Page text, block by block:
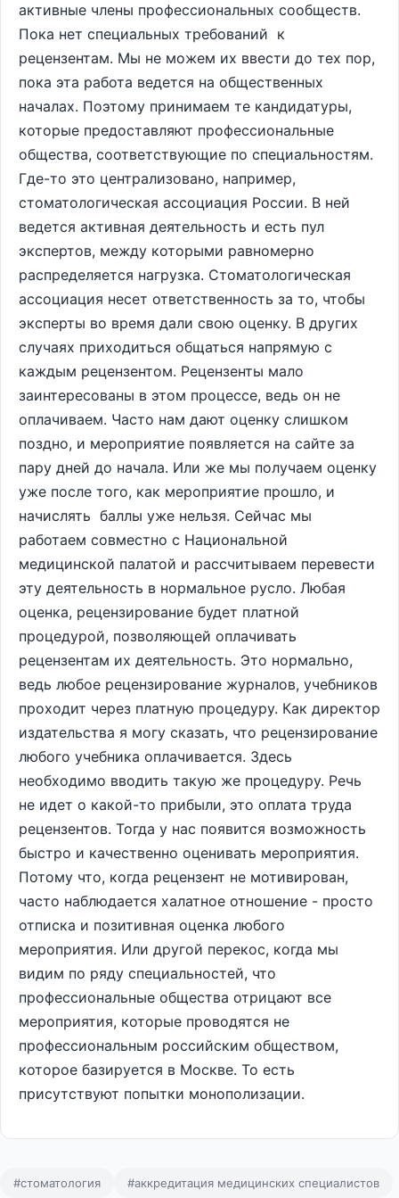
активные члены профессиональных сообществ.
Пока нет специальных требований к
рецензентам. Мы не можем их ввести до тех пор,
пока эта работа ведется на общественных
началах. Поэтому принимаем те кандидатуры,
которые предоставляют профессиональные
общества, соответствующие по специальностям.
Где-то это централизовано, например,
стоматологическая ассоциация России. В ней
ведется активная деятельность и есть пул
экспертов, между которыми равномерно
распределяется нагрузка. Стоматологическая
ассоциация несет ответственность за то, чтобы
эксперты во время дали свою оценку. В других
случаях приходиться общаться напрямую с
каждым рецензентом. Рецензенты мало
заинтересованы в этом процессе, ведь он не
оплачиваем. Часто нам дают оценку слишком
поздно, и мероприятие появляется на сайте за
пару дней до начала. Или же мы получаем оценку
уже после того, как мероприятие прошло, и
начислять баллы уже нельзя. Сейчас мы
работаем совместно с Национальной
медицинской палатой и рассчитываем перевести
эту деятельность в нормальное русло. Любая
оценка, рецензирование будет платной
процедурой, позволяющей оплачивать
рецензентам их деятельность. Это нормально,
ведь любое рецензирование журналов, учебников
проходит через платную процедуру. Как директор
издательства я могу сказать, что рецензирование
любого учебника оплачивается. Здесь
необходимо вводить такую же процедуру. Речь
не идет о какой-то прибыли, это оплата труда
рецензентов. Тогда у нас появится возможность
быстро и качественно оценивать мероприятия.
Потому что, когда рецензент не мотивирован,
часто наблюдается халатное отношение - просто
отписка и позитивная оценка любого
мероприятия. Или другой перекос, когда мы
видим по ряду специальностей, что
профессиональные общества отрицают все
мероприятия, которые проводятся не
профессиональным российским обществом,
которое базируется в Москве. То есть
присутствуют попытки монополизации.
#стоматология #аккредитация медицинских специалистов